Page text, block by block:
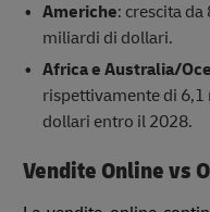
Americhe: crescita
miliardi di dollari.
Africa e Australia/
rispettivamente di
dollari entro il 2028.
Vendite Online vs